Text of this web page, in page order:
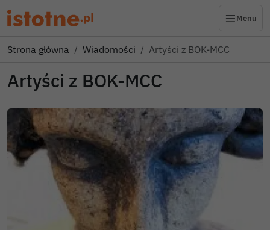
Menu
Strona główna Wiadomości Artyści z BOK-MCC
Artyści z BOK-MCC